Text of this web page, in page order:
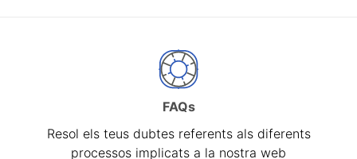
FAQs
Resol els teus dubtes referents als diferents
processos implicats a la nostra web